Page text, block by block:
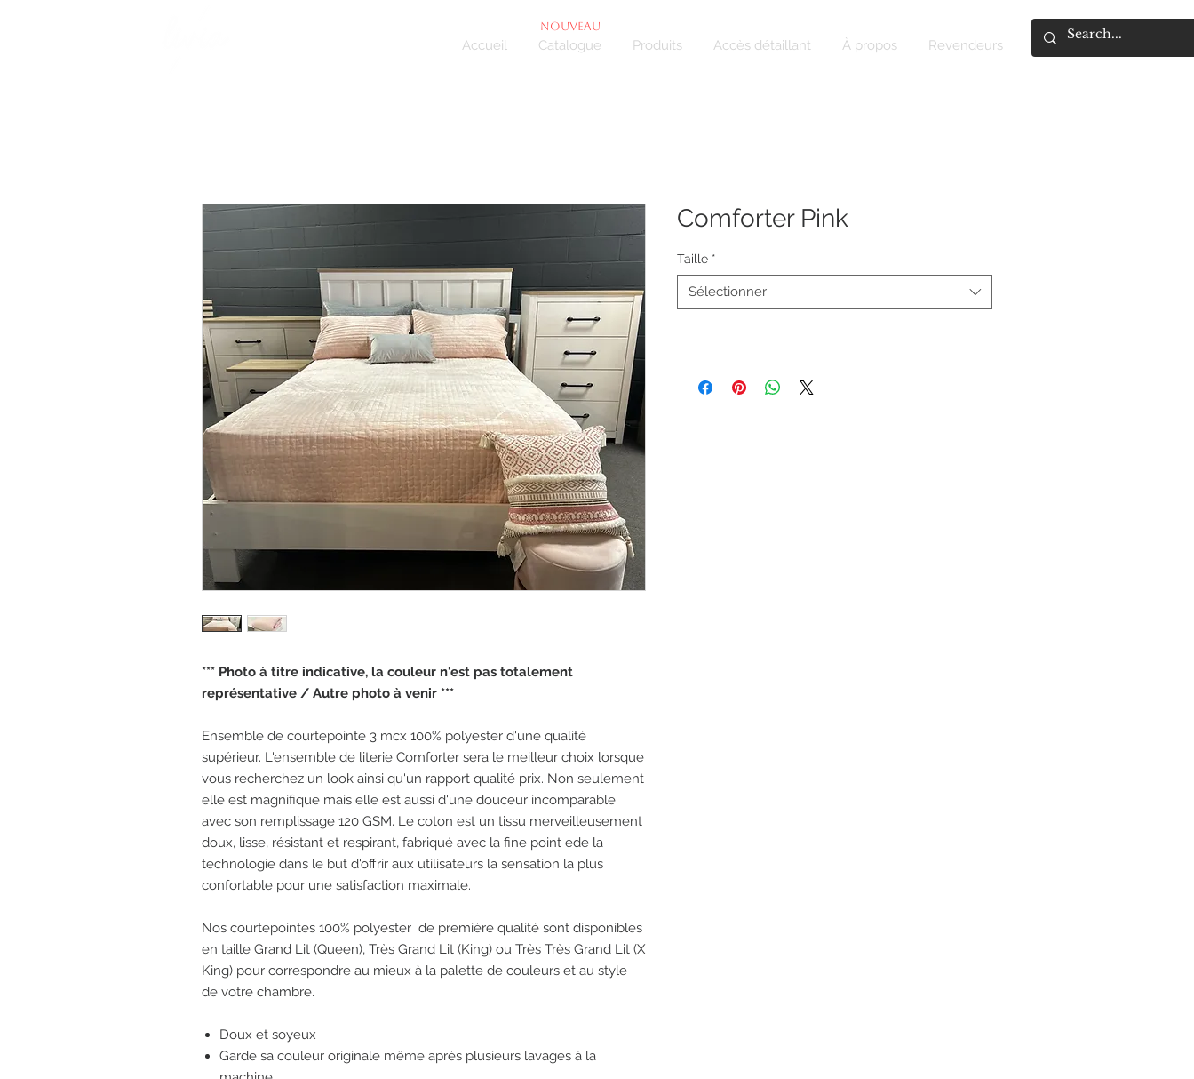
NOUVEAU
Accueil Catalogue Produits Accès détaillant À propos Revendeurs
*** Photo à titre indicative, la couleur n'est pas totalement
représentative / Autre photo à venir ***
Ensemble de courtepointe 3 mcx 100% polyester d'une qualité
supérieur. L'ensemble de literie Comforter sera le meilleur choix lorsque
vous recherchez un look ainsi qu'un rapport qualité prix. Non seulement
elle est magnifique mais elle est aussi d'une douceur incomparable
avec son remplissage 120 GSM. Le coton est un tissu merveilleusement
doux, lisse, résistant et respirant, fabriqué avec la fine point ede la
technologie dans le but d'offrir aux utilisateurs la sensation la plus
confortable pour une satisfaction maximale.
Nos courtepointes 100% polyester de première qualité sont disponibles
en taille Grand Lit (Queen), Très Grand Lit (King) ou Très Très Grand Lit (X
King) pour correspondre au mieux à la palette de couleurs et au style
de votre chambre.
Doux et soyeux
Garde sa couleur originale même après plusieurs lavages à la
Comforter Pink
Taille *
Sélectionner